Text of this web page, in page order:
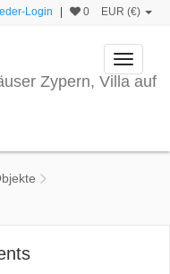
Login 0 EUR (€)
Toggle